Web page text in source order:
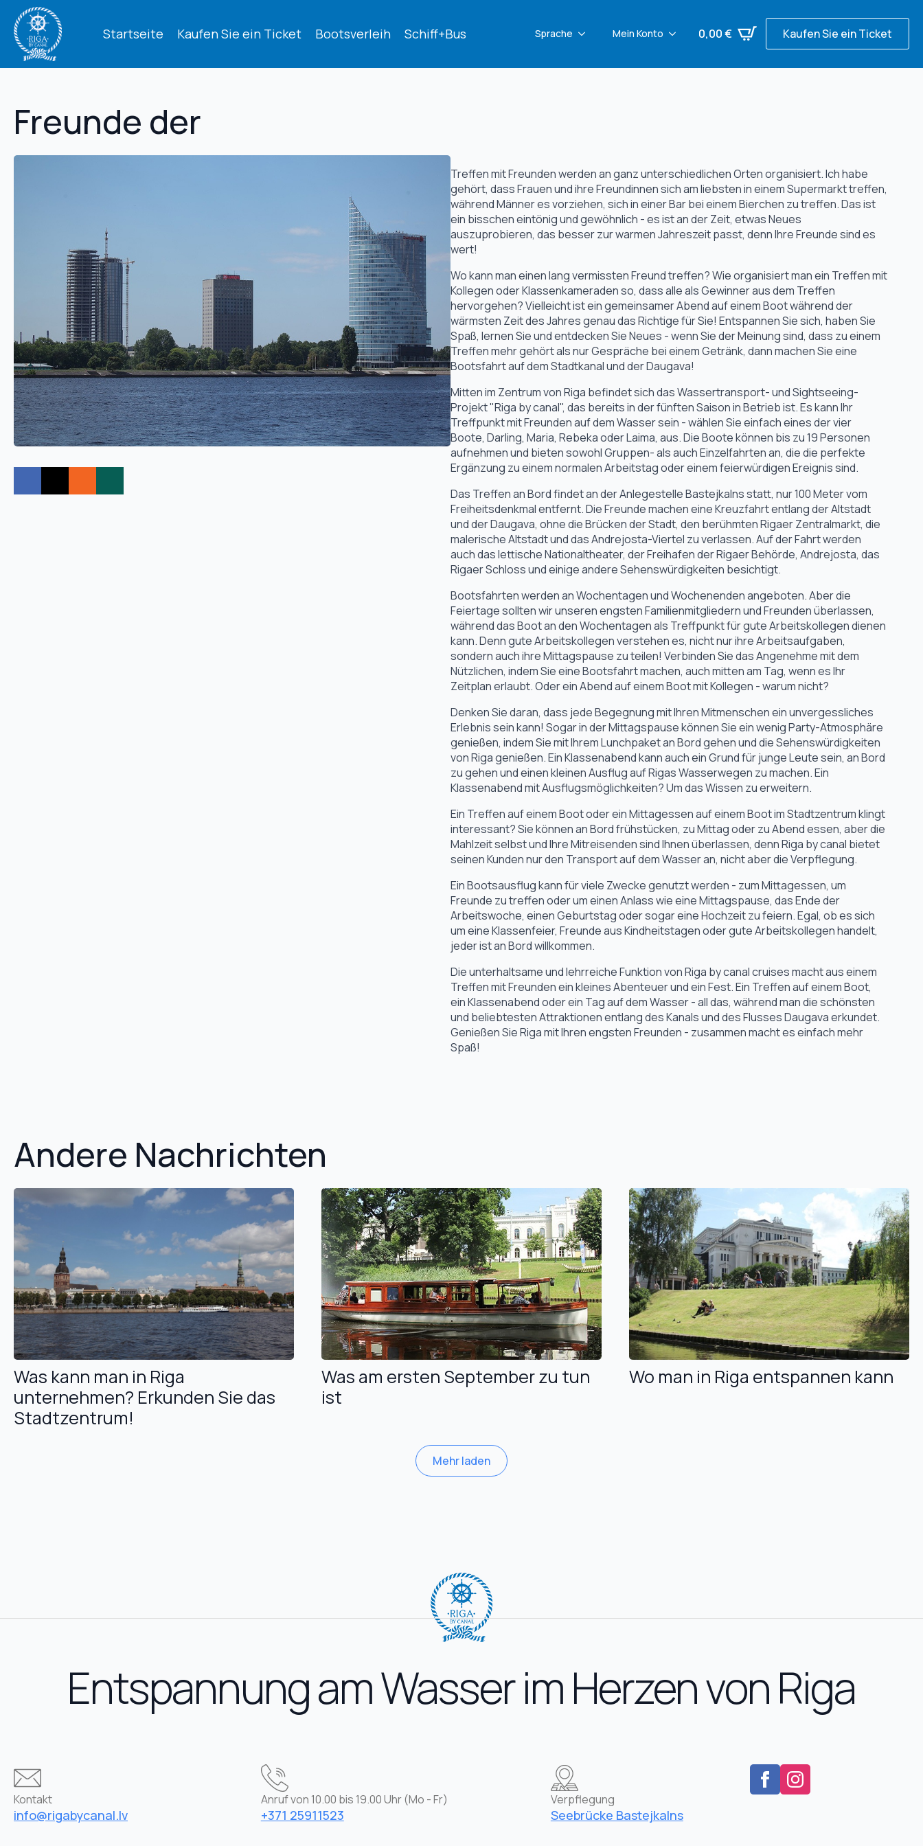
Startseite Kaufen Sie ein Ticket Bootsverleih Schiff+Bus Sprache Mein Konto 0,00€ Kaufen Sie ein Ticket
Freunde der
Treffen mit Freunden werden an ganz unterschiedlichen Orten organisiert. Ich habe
gehört, dass Frauen und ihre Freundinnen sich am liebsten in einem Supermarkt treffen,
während Männer es vorziehen, sich in einer Bar bei einem Bierchen zu treffen. Das ist
ein bisschen eintönig und gewöhnlich - es ist an der Zeit, etwas Neues
auszuprobieren, das besser zur warmen Jahreszeit passt, denn Ihre Freunde sind es
wert!
Wo kann man einen lang vermissten Freund treffen? Wie organisiert man ein Treffen mit
Kollegen oder Klassenkameraden so, dass alle als Gewinner aus dem Treffen
hervorgehen? Vielleicht ist ein gemeinsamer Abend auf einem Boot während der
wärmsten Zeit des Jahres genau das Richtige für Sie! Entspannen Sie sich, haben Sie
Spaß, lernen Sie und entdecken Sie Neues - wenn Sie der Meinung sind, dass zu einem
Treffen mehr gehört als nur Gespräche bei einem Getränk, dann machen Sie eine
Bootsfahrt auf dem Stadtkanal und der Daugava!
Mitten im Zentrum von Riga befindet sich das Wassertransport- und Sightseeing-
Projekt "Riga by canal", das bereits in der fünften Saison in Betrieb ist. Es kann Ihr
Treffpunkt mit Freunden auf dem Wasser sein - wählen Sie einfach eines der vier
Boote, Darling, Maria, Rebeka oder Laima, aus. Die Boote können bis zu 19 Personen
aufnehmen und bieten sowohl Gruppen- als auch Einzelfahrten an, die die perfekte
Ergänzung zu einem normalen Arbeitstag oder einem feierwürdigen Ereignis sind.
Das Treffen an Bord findet an der Anlegestelle Bastejkalns statt, nur 100 Meter vom
Freiheitsdenkmal entfernt. Die Freunde machen eine Kreuzfahrt entlang der Altstadt
und der Daugava, ohne die Brücken der Stadt, den berühmten Rigaer Zentralmarkt, die
malerische Altstadt und das Andrejosta-Viertel zu verlassen. Auf der Fahrt werden
auch das lettische Nationaltheater, der Freihafen der Rigaer Behörde, Andrejosta, das
Rigaer Schloss und einige andere Sehenswürdigkeiten besichtigt.
Bootsfahrten werden an Wochentagen und Wochenenden angeboten. Aber die
Feiertage sollten wir unseren engsten Familienmitgliedern und Freunden überlassen,
während das Boot an den Wochentagen als Treffpunkt für gute Arbeitskollegen dienen
kann. Denn gute Arbeitskollegen verstehen es, nicht nur ihre Arbeitsaufgaben,
sondern auch ihre Mittagspause zu teilen! Verbinden Sie das Angenehme mit dem
Nützlichen, indem Sie eine Bootsfahrt machen, auch mitten am Tag, wenn es Ihr
Zeitplan erlaubt. Oder ein Abend auf einem Boot mit Kollegen - warum nicht?
Denken Sie daran, dass jede Begegnung mit Ihren Mitmenschen ein unvergessliches
Erlebnis sein kann! Sogar in der Mittagspause können Sie ein wenig Party-Atmosphäre
genießen, indem Sie mit Ihrem Lunchpaket an Bord gehen und die Sehenswürdigkeiten
von Riga genießen. Ein Klassenabend kann auch ein Grund für junge Leute sein, an Bord
zu gehen und einen kleinen Ausflug auf Rigas Wasserwegen zu machen. Ein
Klassenabend mit Ausflugsmöglichkeiten? Um das Wissen zu erweitern.
Ein Treffen auf einem Boot oder ein Mittagessen auf einem Boot im Stadtzentrum klingt
interessant? Sie können an Bord frühstücken, zu Mittag oder zu Abend essen, aber die
Mahlzeit selbst und Ihre Mitreisenden sind Ihnen überlassen, denn Riga by canal bietet
seinen Kunden nur den Transport auf dem Wasser an, nicht aber die Verpflegung.
Ein Bootsausflug kann für viele Zwecke genutzt werden - zum Mittagessen, um
Freunde zu treffen oder um einen Anlass wie eine Mittagspause, das Ende der
Arbeitswoche, einen Geburtstag oder sogar eine Hochzeit zu feiern. Egal, ob es sich
um eine Klassenfeier, Freunde aus Kindheitstagen oder gute Arbeitskollegen handelt,
jeder ist an Bord willkommen.
Die unterhaltsame und lehrreiche Funktion von Riga by canal cruises macht aus einem
Treffen mit Freunden ein kleines Abenteuer und ein Fest. Ein Treffen auf einem Boot,
ein Klassenabend oder ein Tag auf dem Wasser - all das, während man die schönsten
und beliebtesten Attraktionen entlang des Kanals und des Flusses Daugava erkundet.
Genießen Sie Riga mit Ihren engsten Freunden - zusammen macht es einfach mehr
Spaß!
Andere Nachrichten
Was kann man in Riga
unternehmen? Erkunden Sie das
Stadtzentrum!
Was am ersten September zu tun
ist
Wo man in Riga entspannen kann
Mehr laden
Entspannung am Wasser im Herzen von Riga
Kontakt
info@rigabycanal.lv
Anruf von 10.00 bis 19.00 Uhr (Mo - Fr)
+371 25911523
Verpflegung
Seebrücke Bastejkalns